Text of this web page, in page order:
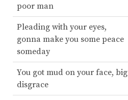
poor man
Pleading with your eyes,
gonna make you some peace
someday
You got mud on your face, big
disgrace